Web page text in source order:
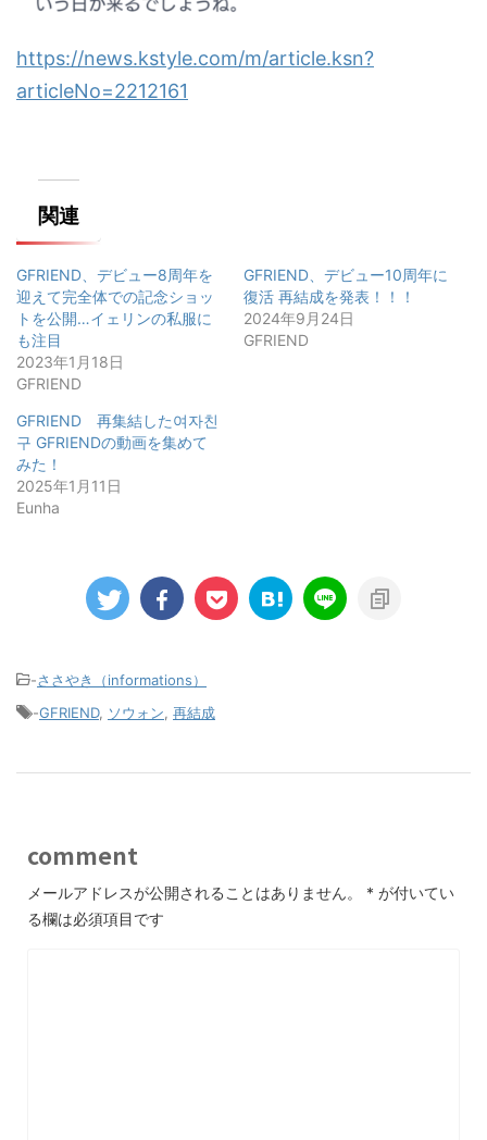
https://news.kstyle.com/m/article.ksn?
articleNo=2212161
関連
GFRIEND、デビュー8周年を
迎えて完全体での記念ショッ
トを公開…イェリンの私服に
も注目
2023年1月18日
GFRIEND
GFRIEND、デビュー10周年に
復活 再結成を発表！！！
2024年9月24日
GFRIEND
GFRIEND 再集結した여자친
구 GFRIENDの動画を集めて
みた！
2025年1月11日
Eunha
-ささやき（informations）
-GFRIEND, ソウォン 再結成
comment
メールアドレスが公開されることはありません。 * が付いてい
る欄は必須項目です